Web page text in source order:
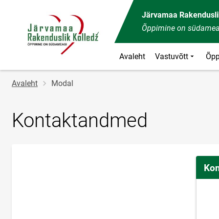
Järvamaa
Õppimine on
Avaleht Vastuvõtt
Jälglink
Avaleht Modal
Kontaktandmed